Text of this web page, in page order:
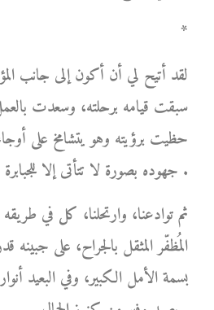
*
لقد أتيح لي أن أكون إلى جانب
سبقت قيامه برحلته، وسعدت
حظيت برؤيته وهو يتشامخ على
جهوده بصورة لا تتأتى إلا للجبابرة .
ثم توادعنا، وارتحلنا، كل في
المُظفّر المثقل بالجراح، على جبينه
بسمة الأمل الكبير، وفي البعيد